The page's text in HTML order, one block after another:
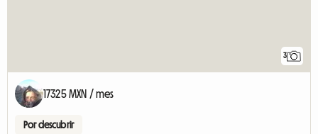
3
17325 MXN / mes
Por descubrir